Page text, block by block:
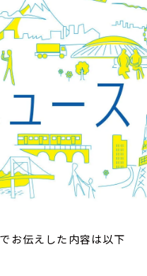
でお伝えした内容は以下